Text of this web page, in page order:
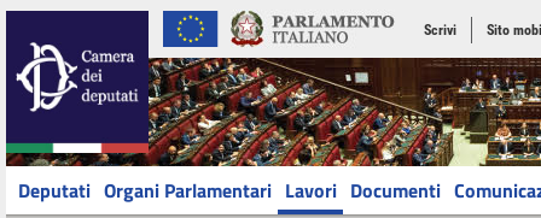
Scrivi Sito
Deputati Organi Parlamentari Lavori Documenti